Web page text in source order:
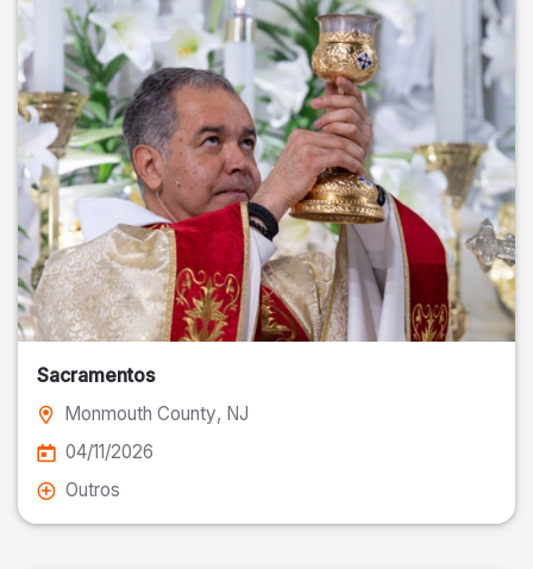
Sacramentos
Monmouth County, NJ
04/11/2026
Outros